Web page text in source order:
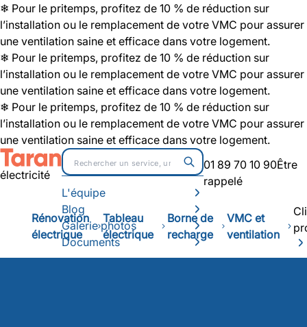
❄ Pour le pritemps, profitez de 10 % de réduction sur
l’installation ou le remplacement de votre VMC pour assurer
une ventilation saine et efficace dans votre logement.
❄ Pour le pritemps, profitez de 10 % de réduction sur
l’installation ou le remplacement de votre VMC pour assurer
une ventilation saine et efficace dans votre logement.
❄ Pour le pritemps, profitez de 10 % de réduction sur
l’installation ou le remplacement de votre VMC pour assurer
une ventilation saine et efficace dans votre logement.
électricité
L'équipe
Blog
Galerie photos
Documents
01 89 70 10 90Être
rappelé
Rénovation
électrique
Tableau
électrique
Borne de
recharge
VMC et
ventilation